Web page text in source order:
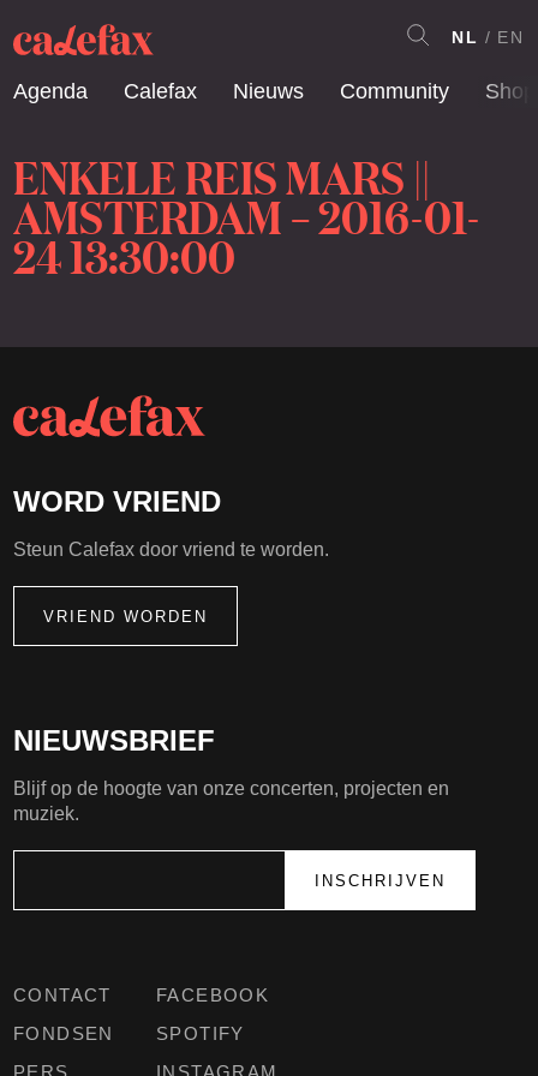
Agenda Calefax Nieuws Community Shop
NL EN
ENKELE REIS MARS ||
AMSTERDAM – 2016-01-
24 13:30:00
CONTACT
FONDSEN
PERS
FACEBOOK
SPOTIFY
INSTAGRAM
NIEUWSBRIEF
Blijf op de hoogte van onze concerten, projecten en
muziek.
WORD VRIEND
Steun Calefax door vriend te worden.
VRIEND WORDEN